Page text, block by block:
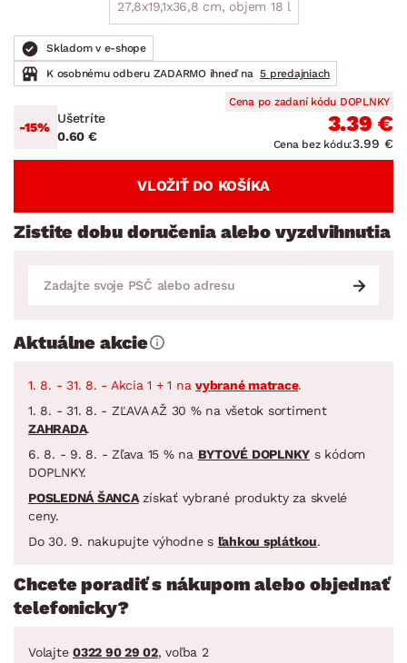
27,8x19,1x36,8 cm, objem 18 l
Skladom v e-shope
K osobnému odberu ZADARMO ihneď na 5 predajniach
-15%
Ušetríte
0.60 €
Cena po zadaní kódu DOPLNKY
3.39 €
Cena bez kódu:3.99 €
VLOŽIŤ DO KOŠÍKA
Zistite dobu doručenia alebo vyzdvihnutia
Aktuálne akcie
1. 8. - 31. 8. - Akcia 1 + 1 na vybrané matrace.
1. 8. - 31. 8. - ZĽAVA AŽ 30 % na všetok sortiment
ZAHRADA.
6. 8. - 9. 8. - Zľava 15 % na BYTOVÉ DOPLNKY s kódom
DOPLNKY.
POSLEDNÁ ŠANCAzískať vybrané produkty za skvelé
ceny.
Do 30. 9. nakupujte výhodne s ľahkou splátkou.
Chcete poradiť s nákupom alebo objednať
telefonicky?
Volajte 0322 90 29 02, voľba 2